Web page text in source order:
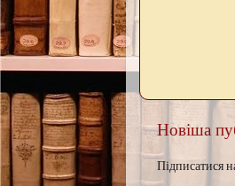
Новіша
Підписатися